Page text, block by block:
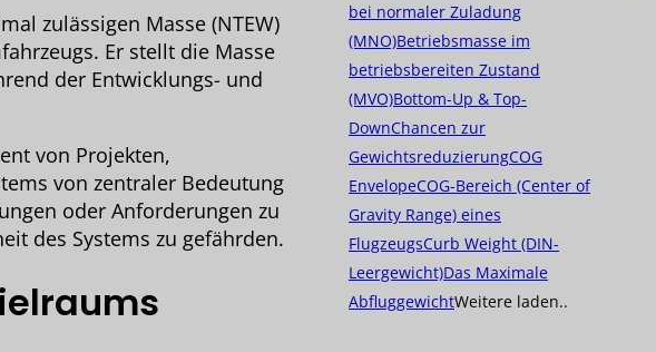
zulässigen Masse (NTEW)
Er stellt die Masse
der Entwicklungs- und
von Projekten,
von zentraler Bedeutung
oder Anforderungen zu
des Systems zu gefährden.
bei normaler Zuladung
(MNO)Betriebsmasse im
betriebsbereiten Zustand
(MVO)Bottom-Up & Top-
DownChancen zur
GewichtsreduzierungCOG
EnvelopeCOG-Bereich (Center of
Gravity Range) eines
FlugzeugsCurb Weight (DIN-
Leergewicht)Das Maximale
AbfluggewichtWeitere laden..